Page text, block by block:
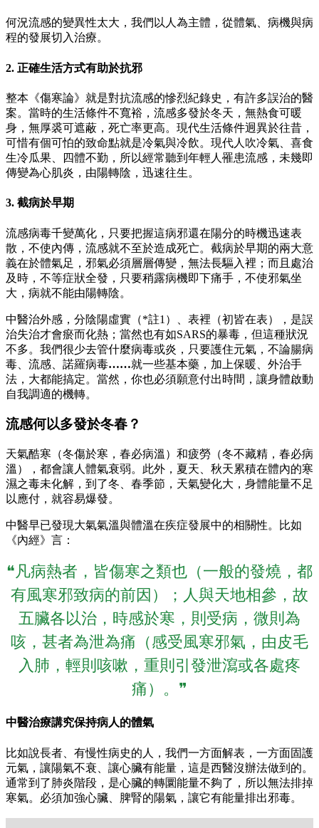
何況流感的變異性太大，我們以人為主體，從體氣、病機與病
程的發展切入治療。
2. 正確生活方式有助於抗邪
整本《傷寒論》就是對抗流感的慘烈紀錄史，有許多誤治的醫
案。當時的生活條件不寬裕，流感多發於冬天，無熱食可暖
身，無厚裘可遮蔽，死亡率更高。現代生活條件迥異於往昔，
可惜有個可怕的致命點就是冷氣與冷飲。現代人吹冷氣、喜食
生冷瓜果、四體不勤，所以經常聽到年輕人罹患流感，未幾即
傳變為心肌炎，由陽轉陰，迅速往生。
3. 截病於早期
流感病毒千變萬化，只要把握這病邪還在陽分的時機迅速表
散，不使內傳，流感就不至於造成死亡。截病於早期的兩大意
義在於體氣足，邪氣必須層層傳變，無法長驅入裡；而且處治
及時，不等症狀全發，只要稍露病機即下痛手，不使邪氣坐
大，病就不能由陽轉陰。
中醫治外感，分陰陽虛實（*註1）、表裡（初皆在表），是誤
治失治才會瘀而化熱；當然也有如SARS的暴毒，但這種狀況
不多。我們很少去管什麼病毒或炎，只要護住元氣，不論腸病
毒、流感、諾羅病毒……就一些基本藥，加上保暖、外治手
法，大都能搞定。當然，你也必須願意付出時間，讓身體啟動
自我調適的機轉。
流感何以多發於冬春？
天氣酷寒（冬傷於寒，春必病溫）和疲勞（冬不藏精，春必病
溫），都會讓人體氣衰弱。此外，夏天、秋天累積在體內的寒
濕之毒未化解，到了冬、春季節，天氣變化大，身體能量不足
以應付，就容易爆發。
中醫早已發現大氣氣溫與體溫在疾症發展中的相關性。比如
《內經》言：
❝凡病熱者，皆傷寒之類也（一般的發燒，都
有風寒邪致病的前因）；人與天地相參，故
五臟各以治，時感於寒，則受病，微則為
咳，甚者為泄為痛（感受風寒邪氣，由皮毛
入肺，輕則咳嗽，重則引發泄瀉或各處疼
痛）。❞
中醫治療講究保持病人的體氣
比如說長者、有慢性病史的人，我們一方面解表，一方面固護
元氣，讓陽氣不衰、讓心臟有能量，這是西醫沒辦法做到的。
通常到了肺炎階段，是心臟的轉圜能量不夠了，所以無法排掉
寒氣。必須加強心臟、脾腎的陽氣，讓它有能量排出邪毒。